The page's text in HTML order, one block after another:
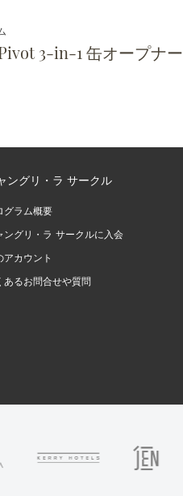
3-in-1 缶オープナー
ングリ・ラ サークル
グラム概要
ングリ・ラ サークルに入会
アカウント
あるお問合せや質問